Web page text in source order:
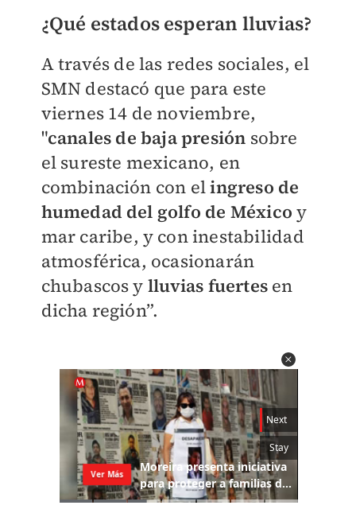
¿Qué estados esperan lluvias?
A través de las redes sociales, el
SMN destacó que para este
viernes 14 de noviembre,
"canales de baja presión sobre
el sureste mexicano, en
combinación con elingreso de
humedad del golfo de Méxicoy
mar caribe, y con inestabilidad
atmosférica, ocasionarán
chubascos y lluvias fuertesen
dicha región”.